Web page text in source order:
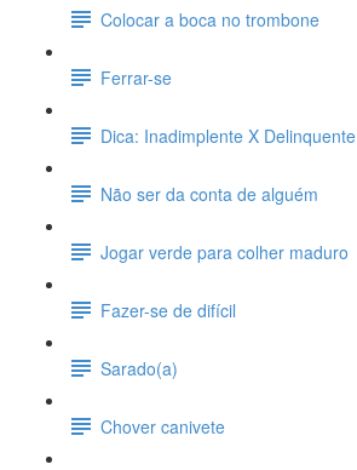
Colocar a boca no trombone
Ferrar-se
Dica: Inadimplente X Delinquente
Não ser da conta de alguém
Jogar verde para colher maduro
Fazer-se de difícil
Sarado(a)
Chover canivete